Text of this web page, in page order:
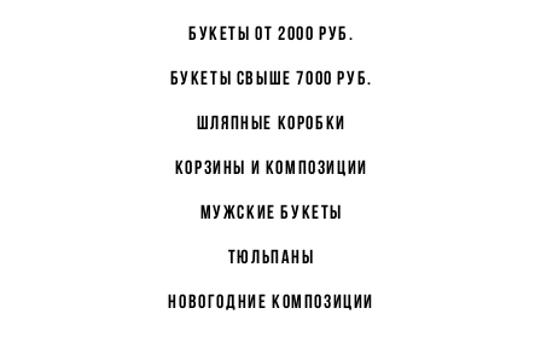
букеты от 2000 руб.
букеты свыше 7000 руб.
Шляпные коробки
корзины и композиции
мужские букеты
Тюльпаны
Новогодние композиции